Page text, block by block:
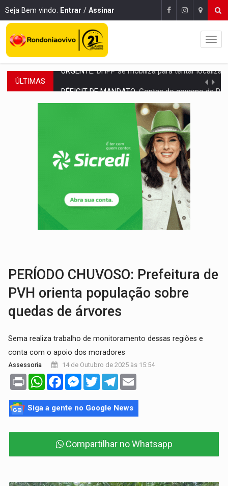
Seja Bem vindo. Entrar / Assinar
ÚLTIMAS Contas do governo de Rondônia expõem meta
CREDIBILIDADE:Superintendentes da PF defendem independência e apoio
Chapa vitaminada pode alcançar larga e boa
PM abre concurso público com 2.000 vagas para
CINEAMAZÔNIA:Filmes rondonienses provocam debate sobre temas urgentes
AVISO DE LICITAÇÃO: PREGÃO ELETRÔNICO Nº
RUA DAS PENHAS: MPRO promove intervenção artística pelos
PEDIDO DE PROVIDÊNCIA: Erosão ameaça acesso a bairros às margens do
PERÍODO CHUVOSO: Prefeitura de
PVH orienta população sobre
quedas de árvores
Sema realiza trabalho de monitoramento dessas regiões e
conta com o apoio dos moradores
Assessoria 14 de Outubro de 2025 às 15:54
Print WhatsAppFacebookMessenger
TwitterTelegram
Siga a gente no Google News
Compartilhar no Whatsapp